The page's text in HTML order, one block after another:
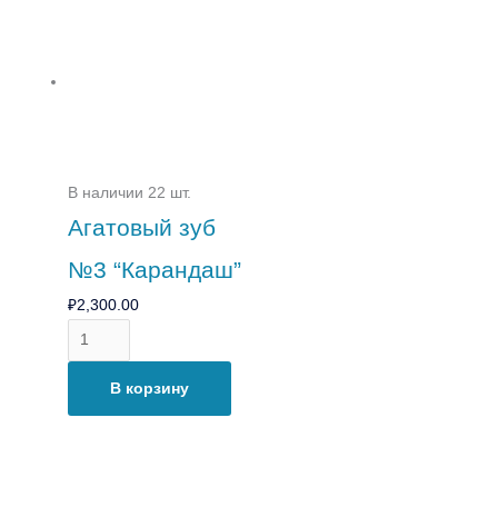
В наличии 22 шт.
Агатовый зуб
№3 “Карандаш”
₽2,300.00
В корзину